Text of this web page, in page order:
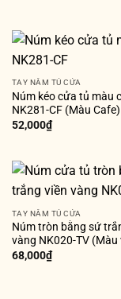
TAY NẮM TỦ CỬA
Núm kéo cửa tủ màu
NK281-CF (Màu Cafe)
52,000₫
TAY NẮM TỦ CỬA
Núm tròn bằng sứ
vàng NK020-TV (Màu
68,000₫